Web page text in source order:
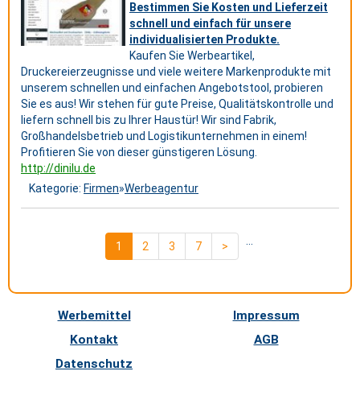
Bestimmen Sie Kosten und Lieferzeit
schnell und einfach für unsere
individualisierten Produkte.
Kaufen Sie Werbeartikel,
Druckereierzeugnisse und viele weitere Markenprodukte mit
unserem schnellen und einfachen Angebotstool, probieren
Sie es aus! Wir stehen für gute Preise, Qualitätskontrolle und
liefern schnell bis zu Ihrer Haustür! Wir sind Fabrik,
Großhandelsbetrieb und Logistikunternehmen in einem!
Profitieren Sie von dieser günstigeren Lösung.
http://dinilu.de
Kategorie: Firmen»Werbeagentur
1 2 3 7 >
Werbemittel
Impressum
Kontakt
AGB
Datenschutz